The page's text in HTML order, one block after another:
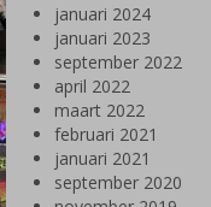
januari 2024
januari 2023
september 2022
april 2022
maart 2022
februari 2021
januari 2021
september 2020